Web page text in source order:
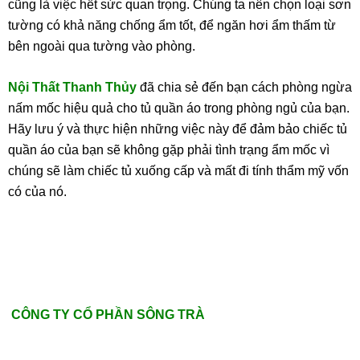
cũng là việc hết sức quan trọng. Chúng ta nên chọn loại sơn
tường có khả năng chống ẩm tốt, để ngăn hơi ẩm thấm từ
bên ngoài qua tường vào phòng.
Nội Thất Thanh Thủy đã chia sẻ đến bạn cách phòng ngừa
nấm mốc hiệu quả cho tủ quần áo trong phòng ngủ của bạn.
Hãy lưu ý và thực hiện những việc này để đảm bảo chiếc tủ
quần áo của bạn sẽ không gặp phải tình trạng ẩm mốc vì
chúng sẽ làm chiếc tủ xuống cấp và mất đi tính thẩm mỹ vốn
có của nó.
CÔNG TY CỔ PHẦN SÔNG TRÀ